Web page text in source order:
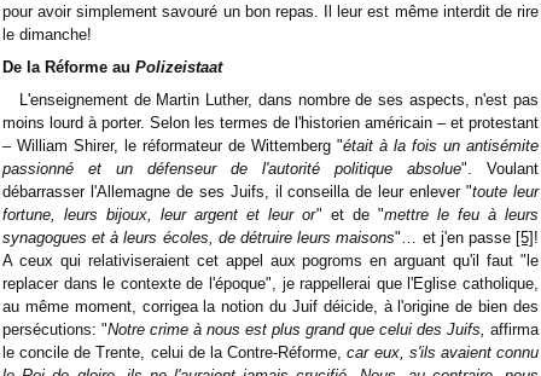
pour avoir simplement savouré un bon repas. Il leur est même interdit de rire
le dimanche!
De la Réforme au Polizeistaat
L'enseignement de Martin Luther, dans nombre de ses aspects, n'est pas
moins lourd à porter. Selon les termes de l'historien américain – et protestant
– William Shirer, le réformateur de Wittemberg "était à la fois un antisémite
passionné et un défenseur de l'autorité politique absolue". Voulant
débarrasser l'Allemagne de ses Juifs, il conseilla de leur enlever "toute leur
fortune, leurs bijoux, leur argent et leur or" et de "mettre le feu à leurs
synagogues et à leurs écoles, de détruire leurs maisons"… et j'en passe [5] !
A ceux qui relativiseraient cet appel aux pogroms en arguant qu'il faut "le
replacer dans le contexte de l'époque", je rappellerai que l'Eglise catholique,
au même moment, corrigea la notion du Juif déicide, à l'origine de bien des
persécutions: "Notre crime à nous est plus grand que celui des Juifs, affirma
le concile de Trente, celui de la Contre-Réforme,car eux, s'ils avaient connu